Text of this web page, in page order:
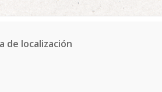
de localización